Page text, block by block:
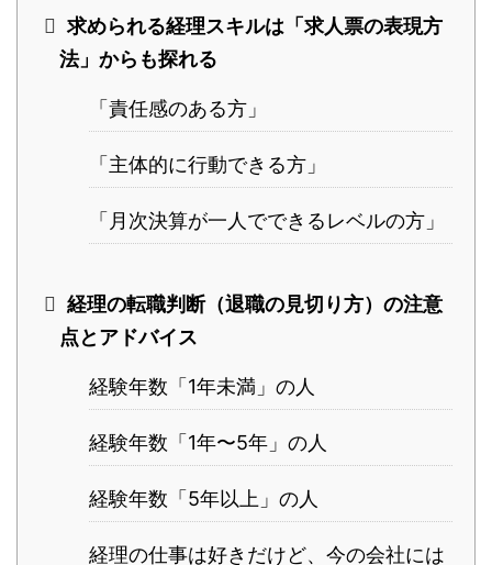
求められる経理スキルは「求人票の表現方
法」からも探れる
「責任感のある方」
「主体的に行動できる方」
「月次決算が一人でできるレベルの方」
経理の転職判断（退職の見切り方）の注意
点とアドバイス
経験年数「1年未満」の人
経験年数「1年〜5年」の人
経験年数「5年以上」の人
経理の仕事は好きだけど、今の会社には